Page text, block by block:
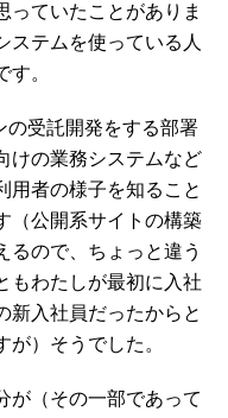
っていたことがありま
ステムを使っている人
。
受託開発をする部署
けの業務システムなど
用者の様子を知ること
（公開系サイトの構築
るので、ちょっと違う
もわたしが最初に入社
新入社員だったからと
）そうでした。
（その一部であって